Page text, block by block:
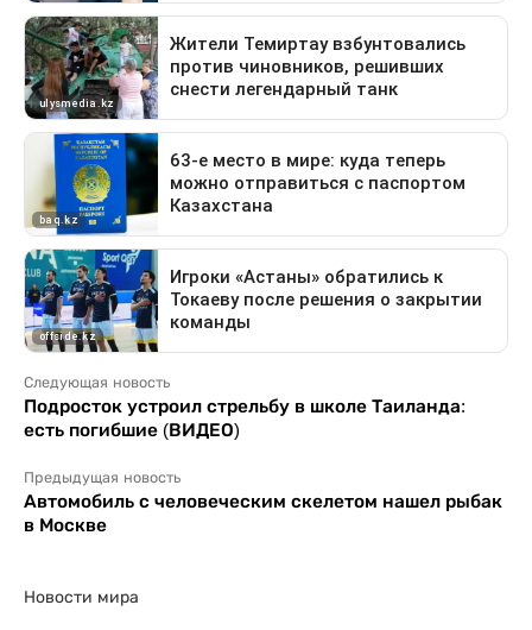
Следующая новость
Подросток устроил стрельбу в школе Таиланда:
есть погибшие (ВИДЕО)
Предыдущая новость
Автомобиль с человеческим скелетом нашел рыбак
в Москве
Новости мира